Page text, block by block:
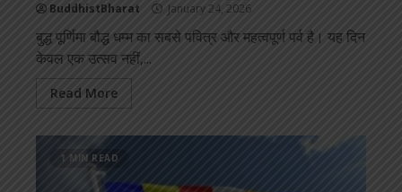
BuddhistBharat January 24, 2026
बुद्ध पूर्णिमा बौद्ध धम्म का सबसे पवित्र और महत्वपूर्ण पर्व है। यह दिन
केवल एक उत्सव नहीं,...
Read More
1 MIN READ